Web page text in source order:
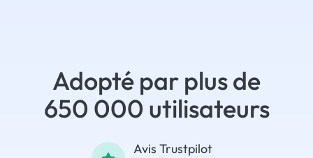
Adopté par plus de
650 000 utilisateurs
Avis Trustpilot